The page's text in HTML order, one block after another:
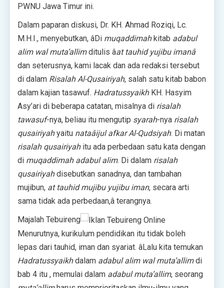
PWNU Jawa Timur ini.
Dalam paparan diskusi, Dr. KH. Ahmad Roziqi, Lc.
M.H.I., menyebutkan, âDi muqaddimahkitab adabul
alim wal muta’allimditulis âat tauhid yujibu imanâ
dan seterusnya, kami lacak dan ada redaksi tersebut
di dalam Risalah Al-Qusairiyah, salah satu kitab babon
dalam kajian tasawuf. HadratussyaikhKH. Hasyim
Asy’ari di beberapa catatan, misalnya di risalah
tawasuf-nya, beliau itu mengutip syarah-nya risalah
qusairiyahyaitu nataâijul afkar Al-Qudsiyah. Di matan
risalah qusairiyahitu ada perbedaan satu kata dengan
di muqaddimah adabul alim. Di dalam risalah
qusairiyahdisebutkan sanadnya, dan tambahan
mujibun, at tauhid mujibu yujibu iman, secara arti
sama tidak ada perbedaan,â terangnya.
Majalah Tebuireng
Menurutnya, kurikulum pendidikan itu tidak boleh
lepas dari tauhid, iman dan syariat. âLalu kita temukan
Hadratussyaikhdalam adabul alim wal muta’allimdi
bab 4 itu , memulai dalam adabul muta’allim, seorang